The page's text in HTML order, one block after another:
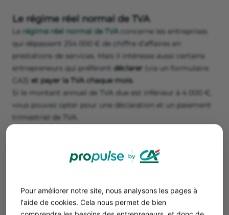
Pour améliorer notre site, nous analysons les pages à
l'aide de cookies. Cela nous permet de bien
Le régime réel normal de TVA
Le régime réel normal de TVA concerne les entreprises
qui dépassent 254 000 € de chiffre d’affaires en
prestations de services. Mais il intéresse aussi certains
entrepreneurs qui préfèrent déclarer (via un formulaire
CA3)
et payer la TVA chaque mois.
Si le montant annuel de TVA due est inférieur à 4 000 €,
vous pouvez opter pour une déclaration et un paiement
trimestriel de TVA.
d’outils de comptabilité et de facturation au top, sans
prendre de retard sur la facturation et la gestion
Bon à savoir